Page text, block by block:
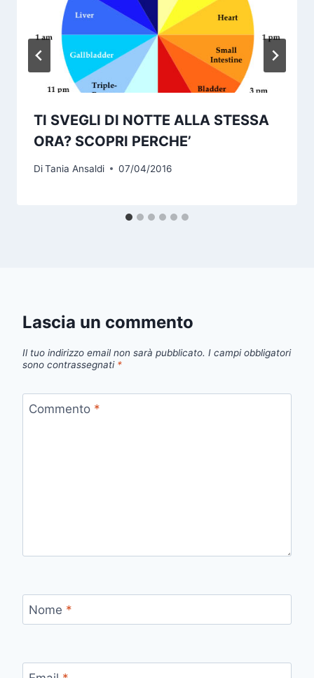
TI SVEGLI DI NOTTE ALLA STESSA
ORA? SCOPRI PERCHE’
DiTania Ansaldi 07/04/2016
Lascia un commento
Il tuo indirizzo email non sarà pubblicato. I campi obbligatori
sono contrassegnati *
Commento *
Nome *